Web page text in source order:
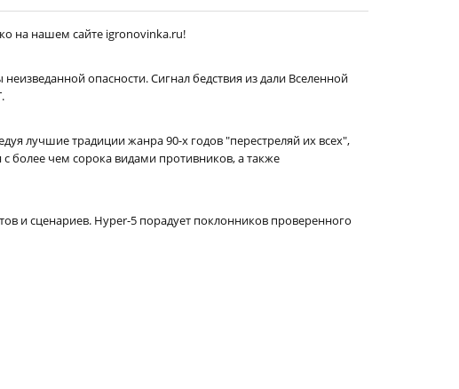
на нашем сайте igronovinka.ru!
опасности. Сигнал бедствия из дали Вселенной
лучшие традиции жанра 90-х годов "перестреляй их всех",
более чем сорока видами противников, а также
и сценариев. Hyper-5 порадует поклонников проверенного